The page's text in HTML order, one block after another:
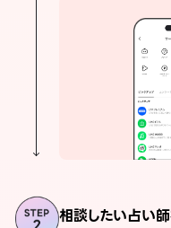
相談したい占い